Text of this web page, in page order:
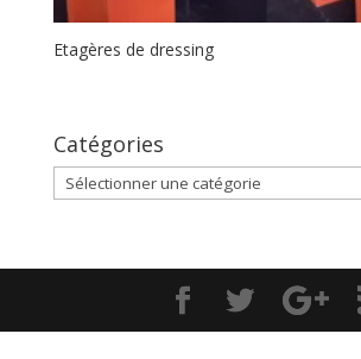
Etagères de dressing
Catégories
Catégories